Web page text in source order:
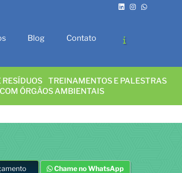
Blog Contato
TREINAMENTOS E PALESTRAS
ÓRGÃOS AMBIENTAIS
Chame no WhatsApp